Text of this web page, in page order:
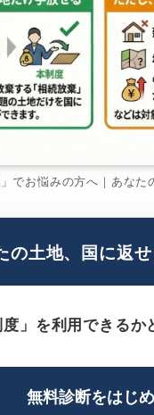
でお悩みの方へ｜あなた
の土地、国に返
」を利用できるか
無料診断をはじ